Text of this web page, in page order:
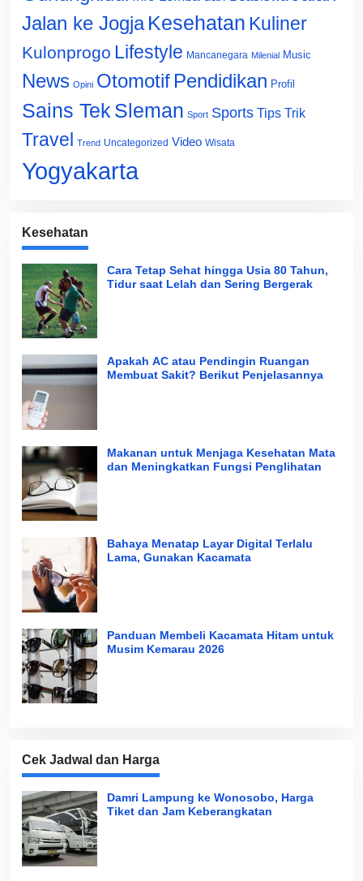
Jalan ke Jogja Kesehatan Kuliner
Kulonprogo Lifestyle Mancanegara Milenial Music
News Opini Otomotif Pendidikan Profil
Sains Tek Sleman Sport Sports Tips Trik
Travel Trend Uncategorized Video Wisata
Yogyakarta
Kesehatan
Cara Tetap Sehat hingga Usia 80 Tahun,
Tidur saat Lelah dan Sering Bergerak
Apakah AC atau Pendingin Ruangan
Membuat Sakit? Berikut Penjelasannya
Makanan untuk Menjaga Kesehatan Mata
dan Meningkatkan Fungsi Penglihatan
Bahaya Menatap Layar Digital Terlalu
Lama, Gunakan Kacamata
Panduan Membeli Kacamata Hitam untuk
Musim Kemarau 2026
Cek Jadwal dan Harga
Damri Lampung ke Wonosobo, Harga
Tiket dan Jam Keberangkatan